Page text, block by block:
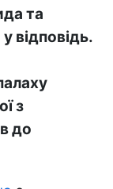
та
відповідь.
з
до